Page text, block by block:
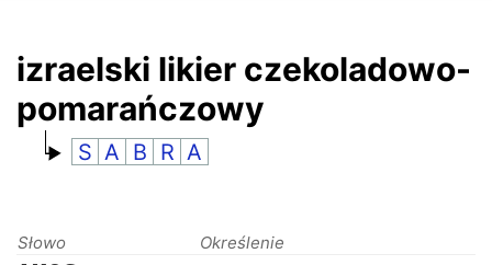
izraelski likier czekoladowo-
pomarańczowy
S A B R A
Słowo Określenie